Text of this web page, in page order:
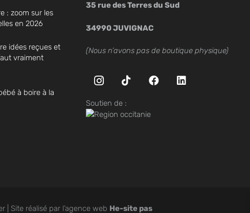
: zoom sur les
en 2026
idées reçues et
vraiment
à boire à la
35 rue des Terres du Sud
34990 JUVIGNAC
(Nous n’avons pas de boutique physique)
Soutien de :
| Site réalisé par l’agence web He-site pas